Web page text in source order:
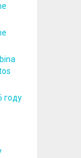
году